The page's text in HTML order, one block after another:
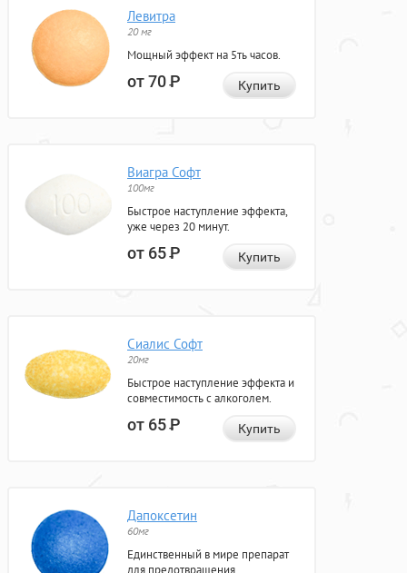
Левитра
20 мг
Мощный эффект на 5ть часов.
от 70Р Купить
Виагра Софт
100мг
Быстрое наступление эффекта,
уже через 20 минут.
от 65Р Купить
Сиалис Софт
20мг
Быстрое наступление эффекта и
совместимость с алкоголем.
от 65Р Купить
Дапоксетин
60мг
Единственный в мире препарат